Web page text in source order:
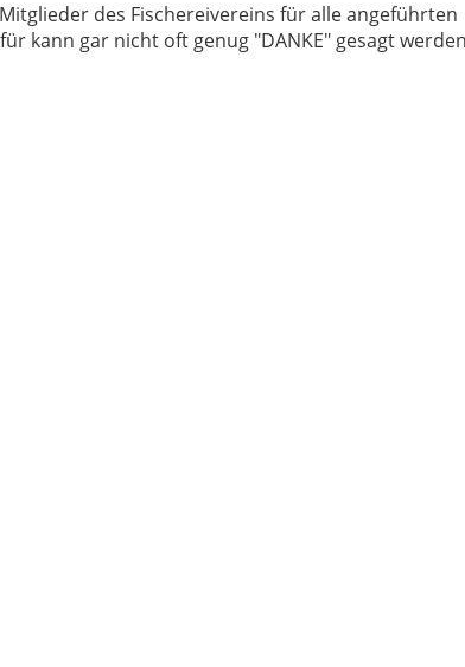
des Fischereivereins für alle angeführten
kann gar nicht oft genug "DANKE" gesagt